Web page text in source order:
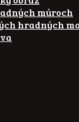
múroch
hradných